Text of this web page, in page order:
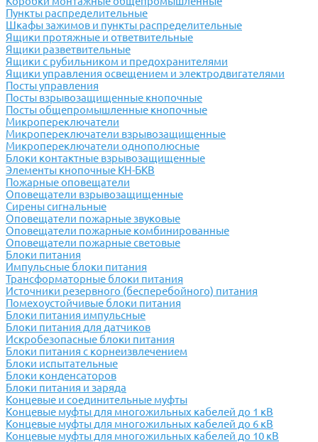
Пункты распределительные
Шкафы зажимов и пункты распределительные
Ящики протяжные и ответвительные
Ящики разветвительные
Ящики с рубильником и предохранителями
Ящики управления освещением и электродвигателями
Посты управления
Посты взрывозащищенные кнопочные
Посты общепромышленные кнопочные
Микропереключатели
Микропереключатели взрывозащищенные
Микропереключатели однополюсные
Блоки контактные взрывозащищенные
Элементы кнопочные КН-БКВ
Пожарные оповещатели
Оповещатели взрывозащищенные
Сирены сигнальные
Оповещатели пожарные звуковые
Оповещатели пожарные комбинированные
Оповещатели пожарные световые
Блоки питания
Импульсные блоки питания
Трансформаторные блоки питания
Источники резервного (бесперебойного) питания
Помехоустойчивые блоки питания
Блоки питания импульсные
Блоки питания для датчиков
Искробезопасные блоки питания
Блоки питания с корнеизвлечением
Блоки испытательные
Блоки конденсаторов
Блоки питания и заряда
Концевые и соединительные муфты
Концевые муфты для многожильных кабелей до 1 кВ
Концевые муфты для многожильных кабелей до 6 кВ
Концевые муфты для многожильных кабелей до 10 кВ